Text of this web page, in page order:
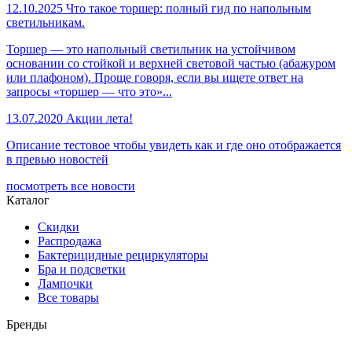
12.10.2025 Что такое торшер: полный гид по напольным
светильникам.
Торшер — это напольный светильник на устойчивом
основании со стойкой и верхней световой частью (абажуром
или плафоном). Проще говоря, если вы ищете ответ на
запросы «торшер — что это»...
13.07.2020 Акции лета!
Описание тестовое чтобы увидеть как и где оно отображается
в превью новостей
посмотреть все новости
Каталог
Скидки
Распродажа
Бактерицидные рециркуляторы
Бра и подсветки
Лампочки
Все товары
Бренды